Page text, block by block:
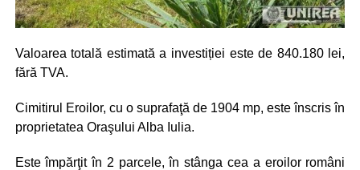
Valoarea totală estimată a investiției este de 840.180 lei,
fără TVA.
Cimitirul Eroilor, cu o suprafaţă de 1904 mp, este înscris în
proprietatea Oraşului Alba Iulia.
Este împărţit în 2 parcele, în stânga cea a eroilor români